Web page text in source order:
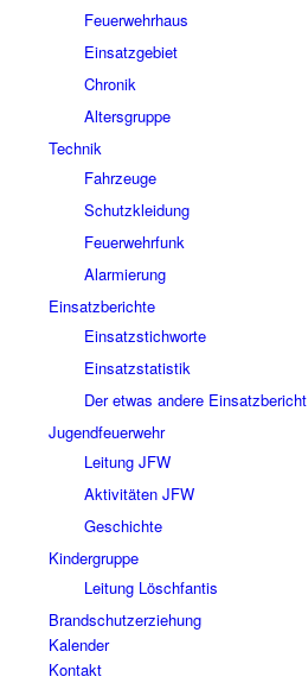
Feuerwehrhaus
Einsatzgebiet
Chronik
Altersgruppe
Technik
Fahrzeuge
Schutzkleidung
Feuerwehrfunk
Alarmierung
Einsatzberichte
Einsatzstichworte
Einsatzstatistik
Der etwas andere Einsatzbericht
Jugendfeuerwehr
Leitung JFW
Aktivitäten JFW
Geschichte
Kindergruppe
Leitung Löschfantis
Brandschutzerziehung
Kalender
Kontakt